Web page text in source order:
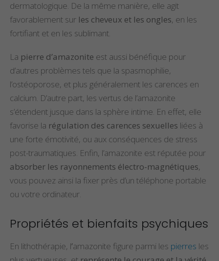
dermatologique. De la même manière, elle agit
favorablement sur les cheveux et les ongles, en les
fortifiant et en les sublimant.
La pierre d’amazonite est aussi bénéfique pour
d’autres problèmes tels que la spasmophilie,
l’ostéoporose, et plus généralement les carences en
calcium. D’autre part, les vertus de l’amazonite
s’étendent jusque dans la sphère intime. En effet, elle
favorise la régulation des carences sexuelles liées à
une forte émotivité, ou aux conséquences de stress
post-traumatiques. Enfin, l’amazonite est réputée pour
absorber les rayonnements électro-magnétiques,
vous pouvez ainsi la fixer près d’un téléphone portable
ou votre ordinateur.
Propriétés et bienfaits psychiques
En lithothérapie, l’amazonite figure parmi les pierres les